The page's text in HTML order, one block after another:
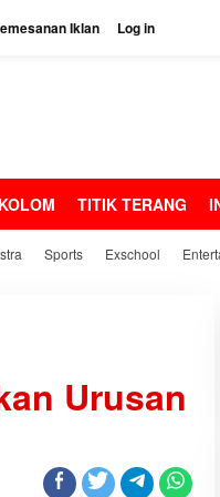
Iklan Log in
KOLOM TITIK TERANG
Sports Exschool
Urusan